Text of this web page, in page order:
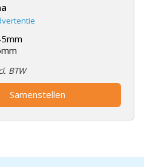
BTW
Samenstellen